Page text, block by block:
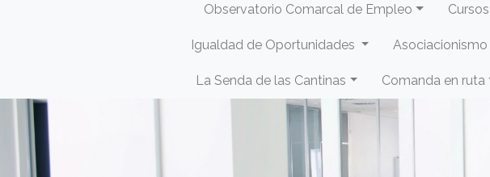
Observatorio Comarcal de Empleo
Igualdad de Oportunidades Asociacionismo
La Senda de las Cantinas Comanda en ruta